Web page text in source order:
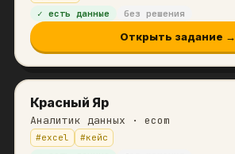
✓ есть данные
без решения
Открыть задание →
Красный Яр
Аналитик данных · ecom
#excel #кейс